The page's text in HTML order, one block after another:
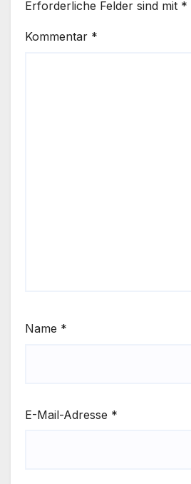
Erforderliche Felder sind mit *
Kommentar *
Name *
E-Mail-Adresse *